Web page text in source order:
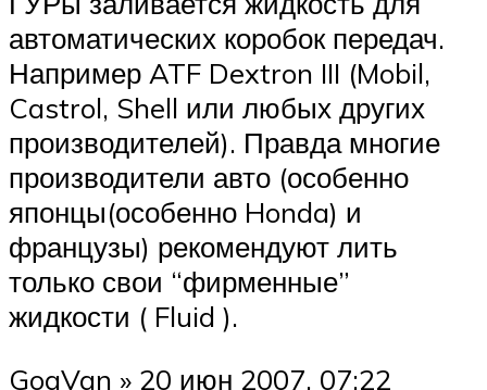
автоматических коробок передач.
Например ATF Dextron III (Mobil,
Castrol, Shell или любых других
производителей). Правда многие
производители авто (особенно
японцы(особенно Honda) и
французы) рекомендуют лить
только свои “фирменные”
жидкости ( Fluid ).
GogVan » 20 июн 2007, 07:22